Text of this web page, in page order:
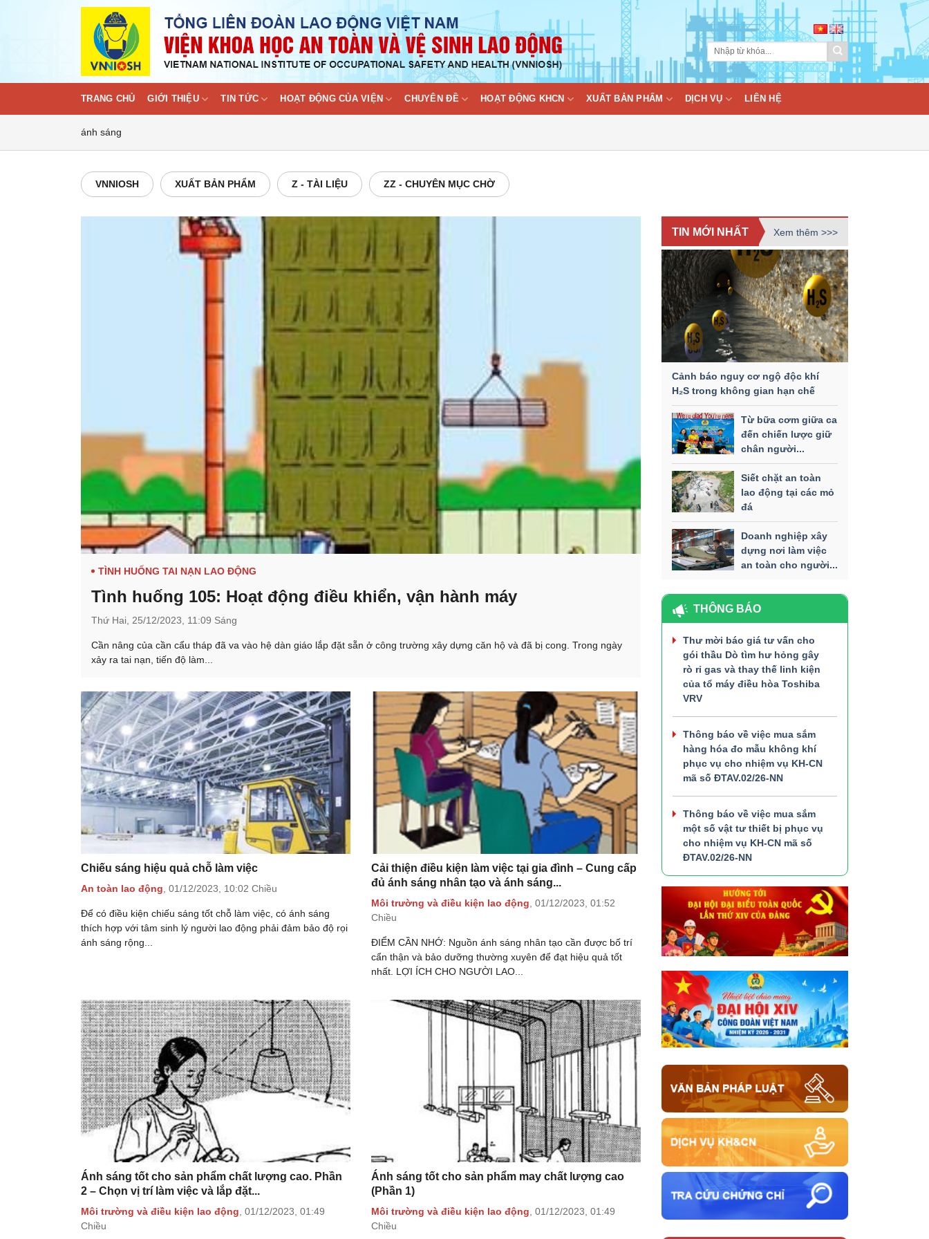
TRANG CHỦ GIỚI THIỆU TIN TỨC HOẠT ĐỘNG CỦA VIỆN CHUYÊN ĐỀ HOẠT ĐỘNG KHCN XUẤT BẢN PHẨM DỊCH VỤ LIÊN HỆ
ánh sáng
VNNIOSH XUẤT BẢN PHẨM Z - TÀI LIỆU ZZ - CHUYÊN MỤC CHỜ
TÌNH HUỐNG TAI NẠN LAO ĐỘNG
Tình huống 105: Hoạt động điều khiển, vận hành máy
Thứ Hai, 25/12/2023, 11:09 Sáng
Cần nâng của cần cẩu tháp đã va vào hệ dàn giáo lắp đặt sẵn ở công trường xây dựng căn hộ và đã bị cong. Trong ngày
xảy ra tai nạn, tiến độ làm...
Chiếu sáng hiệu quả chỗ làm việc
An toàn lao động 01/12/2023, 10:02 Chiều
Để có điều kiện chiếu sáng tốt chỗ làm việc, có ánh sáng
thích hợp với tâm sinh lý người lao động phải đảm bảo độ rọi
ánh sáng rộng...
Cải thiện điều kiện làm việc tại gia đình – Cung cấp
đủ ánh sáng nhân tạo và ánh sáng...
Môi trường và điều kiện lao động 01/12/2023, 01:52
Chiều
ĐIỂM CẦN NHỚ: Nguồn ánh sáng nhân tạo cần được bố trí
cẩn thận và bảo dưỡng thường xuyên để đạt hiệu quả tốt
nhất. LỢI ÍCH CHO NGƯỜI LAO...
Ánh sáng tốt cho sản phẩm chất lượng cao. Phần
2 – Chọn vị trí làm việc và lắp đặt...
Môi trường và điều kiện lao động 01/12/2023, 01:49
Chiều
Ánh sáng tốt cho sản phẩm may chất lượng cao
(Phần 1)
Môi trường và điều kiện lao động 01/12/2023, 01:49
Chiều
TIN MỚI NHẤT Xem thêm >>>
Cảnh báo nguy cơ ngộ độc khí
H₂S trong không gian hạn chế
Từ bữa cơm giữa ca
đến chiến lược giữ
chân người...
Siết chặt an toàn
lao động tại các mỏ
đá
Doanh nghiệp xây
dựng nơi làm việc
an toàn cho người...
THÔNG BÁO
Thư mời báo giá tư vấn cho
gói thầu Dò tìm hư hỏng gây
rò rỉ gas và thay thế linh kiện
của tổ máy điều hòa Toshiba
VRV
Thông báo về việc mua sắm
hàng hóa đo mẫu không khí
phục vụ cho nhiệm vụ KH-CN
mã số ĐTAV.02/26-NN
Thông báo về việc mua sắm
một số vật tư thiết bị phục vụ
cho nhiệm vụ KH-CN mã số
ĐTAV.02/26-NN